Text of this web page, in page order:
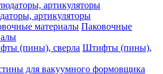
артикуляторы
Паковочные
Штифты (пины),